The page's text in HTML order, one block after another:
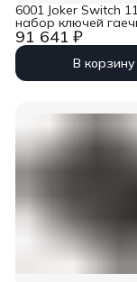
91 641 ₽
6001 Joker Switch
набор ключей
комбинированных с
реверсной
пр., 8-19 мм Wera
020091
В корзину